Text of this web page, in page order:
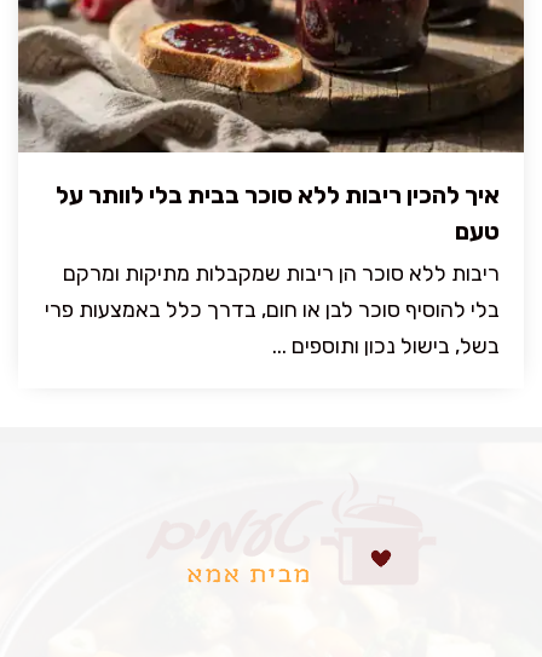
איך להכין ריבות ללא סוכר בבית בלי לוותר על
טעם
ריבות ללא סוכר הן ריבות שמקבלות מתיקות ומרקם
בלי להוסיף סוכר לבן או חום, בדרך כלל באמצעות פרי
בשל, בישול נכון ותוספים ...